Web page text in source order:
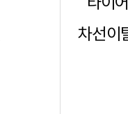
차선이